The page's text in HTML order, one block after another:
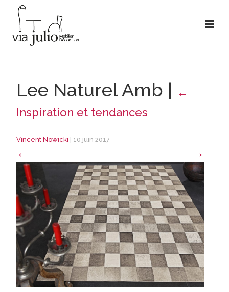
Lee Naturel Amb | ←
Inspiration et tendances
Vincent Nowicki 10 juin 2017
← →